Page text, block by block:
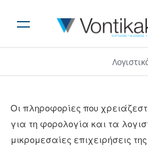
Οι πληροφορίες που
για τη φορολογία και τα
μικρομεσαίες επιχειρήσεις